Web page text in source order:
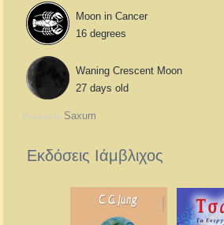
Moon in Cancer
16 degrees
Waning Crescent Moon
27 days old
Powered by Saxum
Εκδόσεις Ιάμβλιχος